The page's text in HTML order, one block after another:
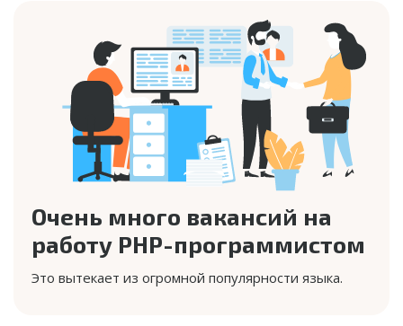
Очень много вакансий на
работу PHP-программистом
Это вытекает из огромной популярности языка.